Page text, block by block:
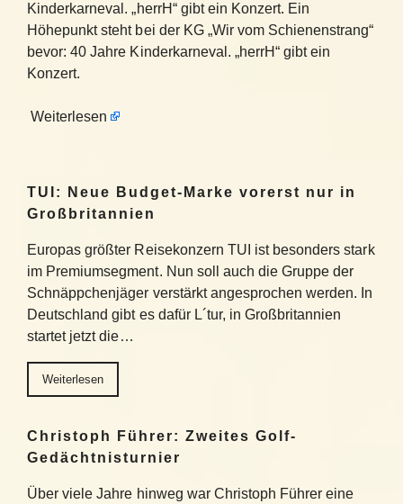
Kinderkarneval. „herrH“ gibt ein Konzert. Ein
Höhepunkt steht bei der KG „Wir vom Schienenstrang“
bevor: 40 Jahre Kinderkarneval. „herrH“ gibt ein
Konzert.
Weiterlesen
TUI: Neue Budget-Marke vorerst nur in
Großbritannien
Europas größter Reisekonzern TUI ist besonders stark
im Premiumsegment. Nun soll auch die Gruppe der
Schnäppchenjäger verstärkt angesprochen werden. In
Deutschland gibt es dafür L´tur, in Großbritannien
startet jetzt die…
Weiterlesen
Christoph Führer: Zweites Golf-
Gedächtnisturnier
Über viele Jahre hinweg war Christoph Führer eine